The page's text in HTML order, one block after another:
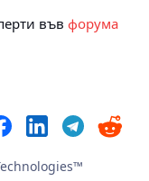
във форума